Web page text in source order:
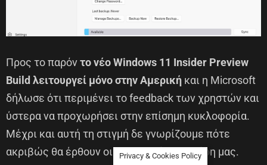
Προς το παρόντο νέο Windows 11 Insider Preview
Build λειτουργεί μόνο στην Αμερική και η Microsoft
δήλωσε ότι περιμένει το feedback των χρηστών και
ύστερα να προχωρήσει στην επίσημη κυκλοφορία.
Μέχρι και αυτή τη στιγμή δε γνωρίζουμε πότε
ακριβώς θα έρθουν οι εφαρμογές στα μέρη μας.
Privacy & Cookies Policy